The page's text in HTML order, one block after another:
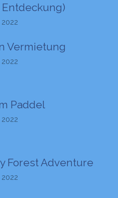
Vermietung
Paddel
Forest Adventure